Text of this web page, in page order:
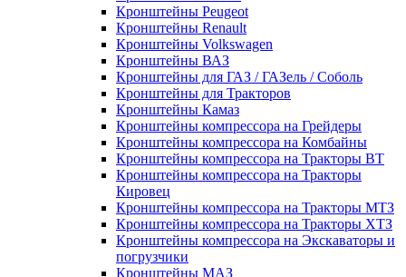
Кронштейны Peugeot
Кронштейны Renault
Кронштейны Volkswagen
Кронштейны ВАЗ
Кронштейны для ГАЗ / ГАЗель / Соболь
Кронштейны для Тракторов
Кронштейны Камаз
Кронштейны компрессора на Грейдеры
Кронштейны компрессора на Комбайны
Кронштейны компрессора на Тракторы ВТ
Кронштейны компрессора на Тракторы
Кировец
Кронштейны компрессора на Тракторы МТЗ
Кронштейны компрессора на Тракторы ХТЗ
Кронштейны компрессора на Экскаваторы и
погрузчики
Кронштейны МАЗ